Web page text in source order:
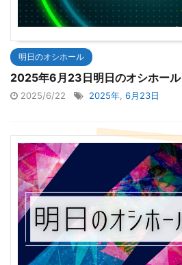
明日のオシホール
2025年6月23日明日のオシホール
2025/6/22 2025年 6月23日